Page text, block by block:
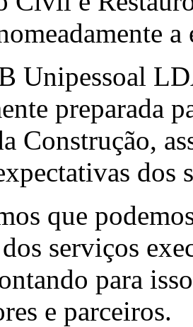
Unipessoal
preparada
Construção,
dos
que
serviços
para
e parceiros.